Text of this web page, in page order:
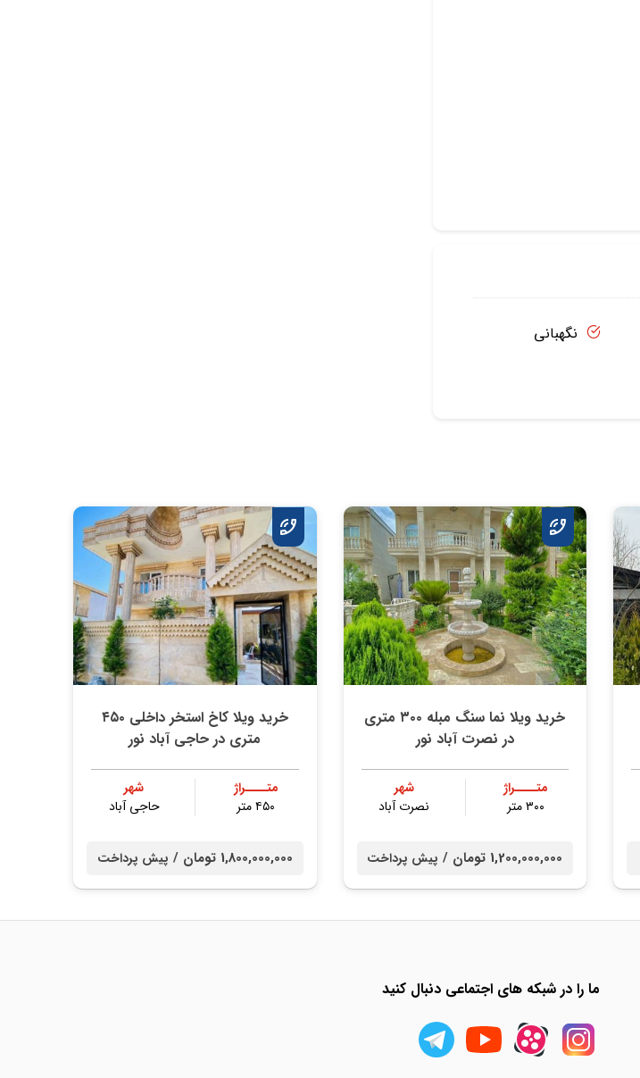
نگهبانی
خرید ویلا نما سنگ مبله ۳۰۰ متری
در نصرت آباد نور
متــــراژ
۳۰۰ متر
شهر
نصرت آباد
1,200,000,000 تومان / پیش پرداخت
خرید ویلا کاخ استخر داخلی ۴۵۰
متری در حاجی آباد نور
متــــراژ
۴۵۰ متر
شهر
حاجی آباد
1,800,000,000 تومان / پیش پرداخت
ما را در شبکه های اجتماعی دنبال کنید